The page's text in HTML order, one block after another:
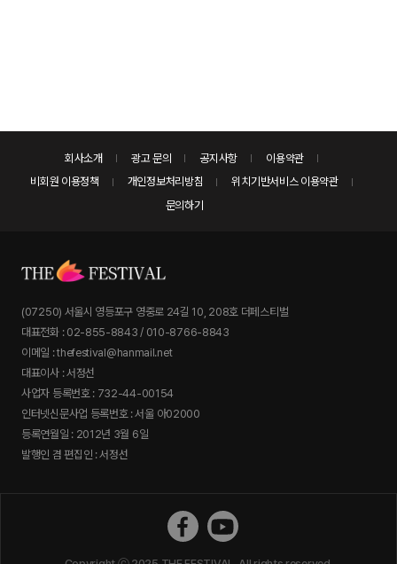
회사소개 광고 문의 공지사항
이용약관
비회원 이용정책
개인정보처리방침
위치기반서비스 이용약관
문의하기
(07250) 서울시 영등포구 영중로 24길 10, 208호 더페스티벌
대표전화 : 02-855-8843 / 010-8766-8843
이메일 : thefestival@hanmail.net
대표이사 : 서정선
사업자 등록번호 : 732-44-00154
인터넷신문사업 등록번호 : 서울 아02000
등록연월일 : 2012년 3월 6일
발행인 겸 편집인 : 서정선
더페스티벌 페이스북
더페스티벌 유튜브